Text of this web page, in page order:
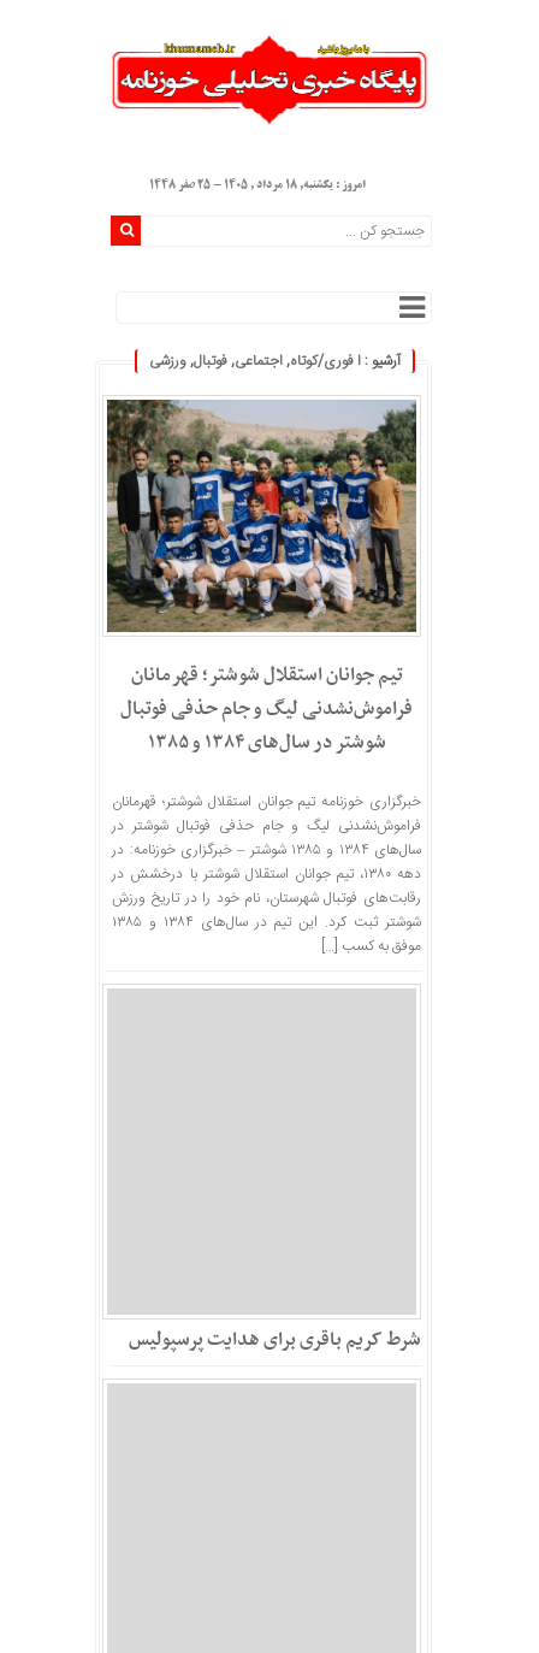
امروز : یکشنبه, ۱۸ مرداد , ۱۴۰۵ - 25 صفر 1448
آرشیو :ا فوری/کوتاه,اجتماعی,فوتبال,ورزشی
تیم جوانان استقلال شوشتر؛ قهرمانان
فراموش‌نشدنی لیگ و جام حذفی فوتبال
شوشتر در سال‌های ۱۳۸۴ و ۱۳۸۵
خبرگزاری خوزنامه تیم جوانان استقلال شوشتر؛ قهرمانان
فراموش‌نشدنی لیگ و جام حذفی فوتبال شوشتر در
سال‌های ۱۳۸۴ و ۱۳۸۵ شوشتر – خبرگزاری خوزنامه: در
دهه ۱۳۸۰، تیم جوانان استقلال شوشتر با درخشش در
رقابت‌های فوتبال شهرستان، نام خود را در تاریخ ورزش
شوشتر ثبت کرد. این تیم در سال‌های ۱۳۸۴ و ۱۳۸۵
موفق به کسب […]
شرط کریم باقری برای هدایت پرسپولیس